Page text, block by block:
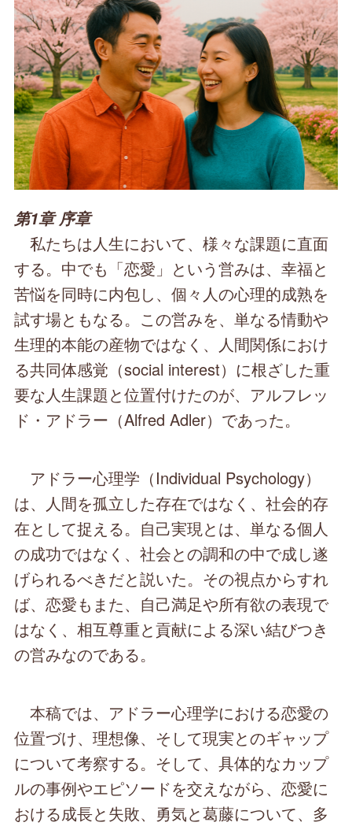
第1章 序章
私たちは人生において、様々な課題に直面
する。中でも「恋愛」という営みは、幸福と
苦悩を同時に内包し、個々人の心理的成熟を
試す場ともなる。この営みを、単なる情動や
生理的本能の産物ではなく、人間関係におけ
る共同体感覚（social interest）に根ざした重
要な人生課題と位置付けたのが、アルフレッ
ド・アドラー（Alfred Adler）であった。
アドラー心理学（Individual Psychology）
は、人間を孤立した存在ではなく、社会的存
在として捉える。自己実現とは、単なる個人
の成功ではなく、社会との調和の中で成し遂
げられるべきだと説いた。その視点からすれ
ば、恋愛もまた、自己満足や所有欲の表現で
はなく、相互尊重と貢献による深い結びつき
の営みなのである。
本稿では、アドラー心理学における恋愛の
位置づけ、理想像、そして現実とのギャップ
について考察する。そして、具体的なカップ
ルの事例やエピソードを交えながら、恋愛に
おける成長と失敗、勇気と葛藤について、多